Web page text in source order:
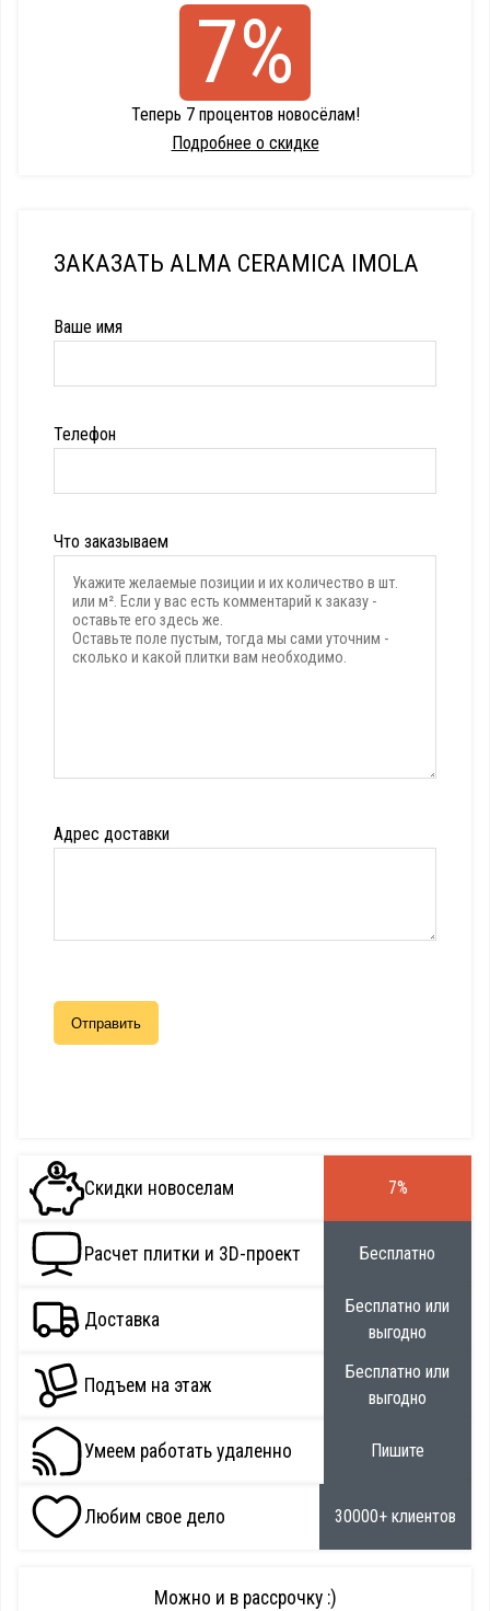
7%
Теперь 7 процентов новосёлам!
Подробнее о скидке
ЗАКАЗАТЬ ALMA CERAMICA IMOLA
Ваше имя
Телефон
Что заказываем
Адрес доставки
Скидки новоселам 7%
Расчет плитки и 3D-проект Бесплатно
Доставка
Бесплатно или
выгодно
Подъем на этаж
Бесплатно или
выгодно
Умеем работать удаленно Пишите
Любим свое дело 30000+ клиентов
Можно и в рассрочку :)